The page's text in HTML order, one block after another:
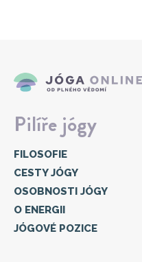
Pilíře jógy
FILOSOFIE
CESTY JÓGY
OSOBNOSTI JÓGY
O ENERGII
JÓGOVÉ POZICE